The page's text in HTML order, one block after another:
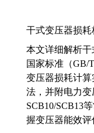
干式变压器损
本文详细解析
国家标准（GB/
变压器损耗计
法，并附电力
SCB10/SCB13
握变压器能效评